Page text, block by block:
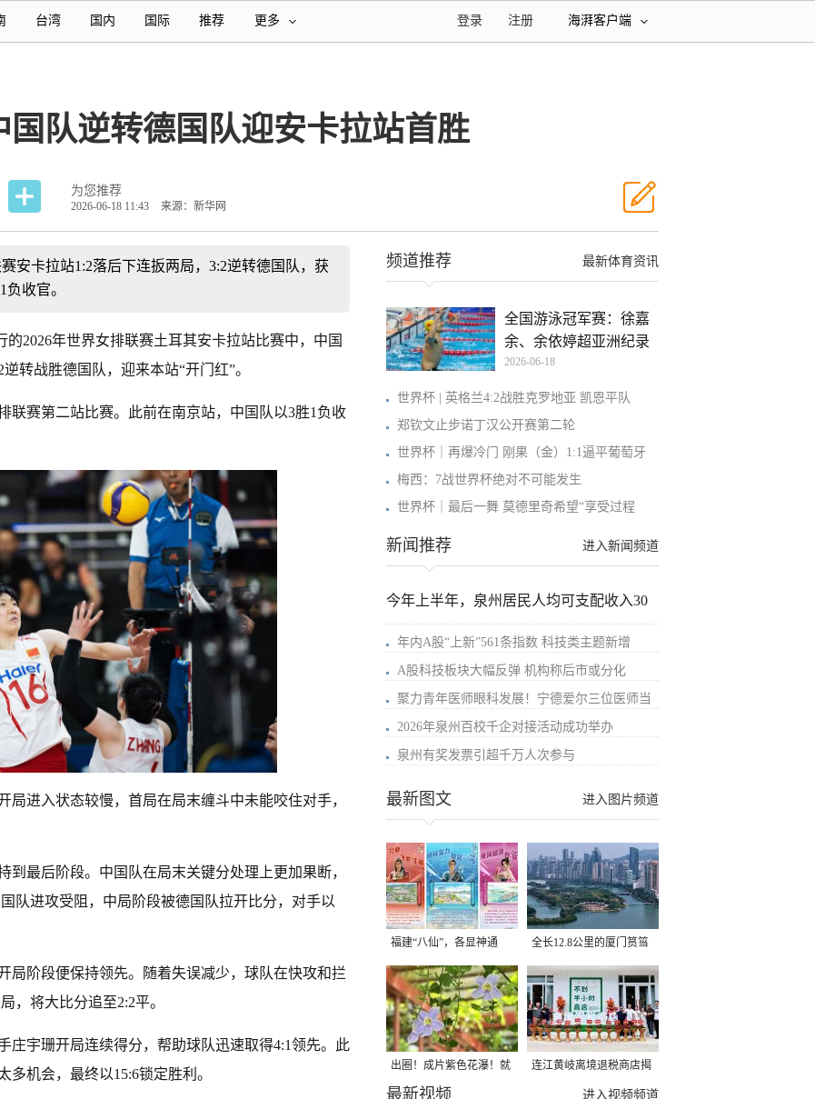
台湾 国内 国际 推荐 更多 海湃客户端
注册
登录
队逆转德国队迎安卡拉站首胜
为您推荐
2026-06-18 11:43 来源：新华网
安卡拉站1:2落后下连扳两局，3:2逆转德国队，获
收官。
的2026年世界女排联赛土耳其安卡拉站比赛中，中国
转战胜德国队，迎来本站“开门红”。
联赛第二站比赛。此前在南京站，中国队以3胜1负收
局进入状态较慢，首局在局末缠斗中未能咬住对手，
到最后阶段。中国队在局末关键分处理上更加果断，
队进攻受阻，中局阶段被德国队拉开比分，对手以
局阶段便保持领先。随着失误减少，球队在快攻和拦
，将大比分追至2:2平。
庄宇珊开局连续得分，帮助球队迅速取得4:1领先。此
机会，最终以15:6锁定胜利。
最新体育资讯
频道推荐
全国游泳冠军赛：徐嘉
余、余依婷超亚洲纪录
2026-06-18
世界杯 | 英格兰4:2战胜克罗地亚 凯恩平队
郑钦文止步诺丁汉公开赛第二轮
世界杯｜再爆冷门 刚果（金）1:1逼平葡萄牙
梅西：7战世界杯绝对不可能发生
世界杯｜最后一舞 莫德里奇希望“享受过程
进入新闻频道
新闻推荐
今年上半年，泉州居民人均可支配收入30
年内A股“上新”561条指数 科技类主题新增
A股科技板块大幅反弹 机构称后市或分化
聚力青年医师眼科发展！宁德爱尔三位医师当
2026年泉州百校千企对接活动成功举办
泉州有奖发票引超千万人次参与
进入图片频道
最新图文
福建“八仙”，各显神通 全长12.8公里的厦门筼筜
湖健身步道全线贯通
出圈！成片紫色花瀑！就
在光明港公园
连江黄岐离境退税商店揭
进入视频频道
最新视频